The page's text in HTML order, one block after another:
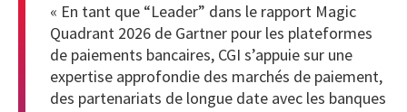
« En tant que “Leader” dans le rapport Magic
Quadrant 2026 de Gartner pour les plateformes
de paiements bancaires, CGI s’appuie sur une
expertise approfondie des marchés de paiement,
des partenariats de longue date avec les banques